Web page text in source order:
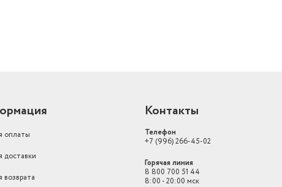
оплаты
доставки
возврата
Контакты
Телефон
+7 (996) 266-45-02
Горячая линия
8 800 700 51 44
8:00 - 20:00 мск